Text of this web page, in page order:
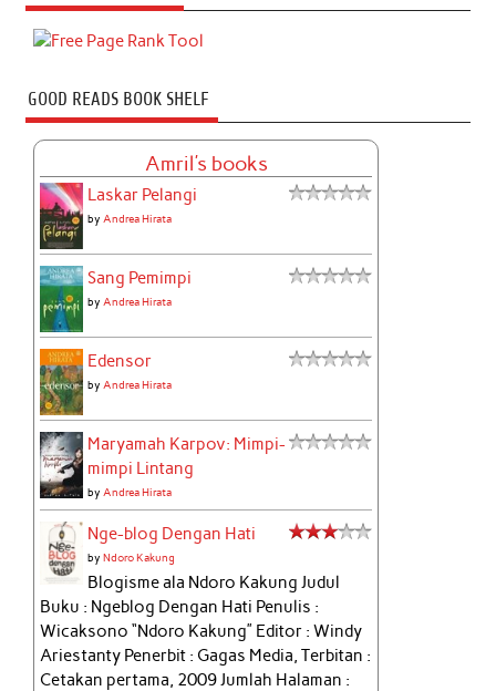
GOOD READS BOOK SHELF
Amril's books
Laskar Pelangi
byAndrea Hirata
Sang Pemimpi
byAndrea Hirata
Edensor
byAndrea Hirata
Maryamah Karpov: Mimpi-
mimpi Lintang
byAndrea Hirata
Nge-blog Dengan Hati
byNdoro Kakung
Blogisme ala Ndoro Kakung Judul
Buku : Ngeblog Dengan Hati Penulis :
Wicaksono “Ndoro Kakung” Editor : Windy
Ariestanty Penerbit : Gagas Media, Terbitan :
Cetakan pertama, 2009 Jumlah Halaman :